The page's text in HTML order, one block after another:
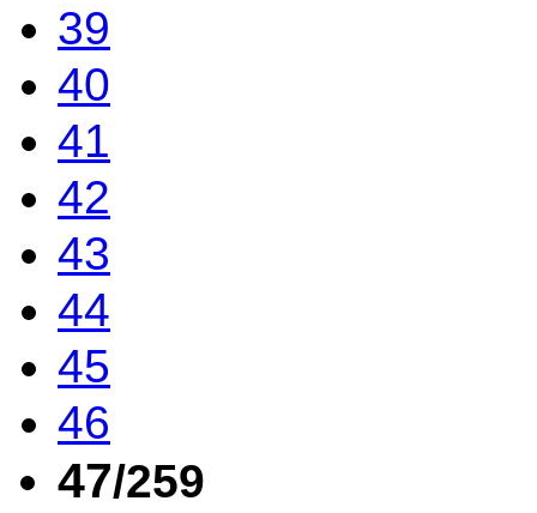
39
40
41
42
43
44
45
46
47/259